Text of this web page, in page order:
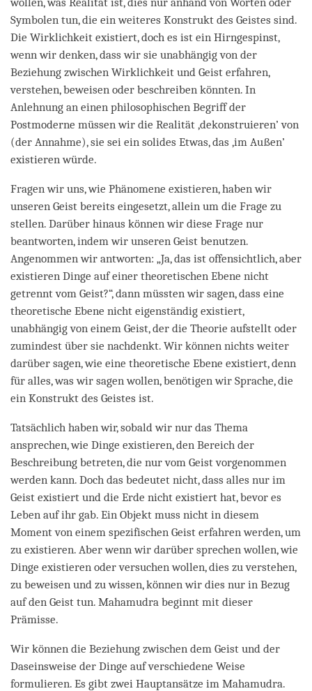
Symbolen tun, die ein weiteres Konstrukt des Geistes sind.
Die Wirklichkeit existiert, doch es ist ein Hirngespinst,
wenn wir denken, dass wir sie unabhängig von der
Beziehung zwischen Wirklichkeit und Geist erfahren,
verstehen, beweisen oder beschreiben könnten. In
Anlehnung an einen philosophischen Begriff der
Postmoderne müssen wir die Realität ,dekonstruieren’ von
(der Annahme), sie sei ein solides Etwas, das ‚im Außen’
existieren würde.
Fragen wir uns, wie Phänomene existieren, haben wir
unseren Geist bereits eingesetzt, allein um die Frage zu
stellen. Darüber hinaus können wir diese Frage nur
beantworten, indem wir unseren Geist benutzen.
Angenommen wir antworten: „Ja, das ist offensichtlich, aber
existieren Dinge auf einer theoretischen Ebene nicht
getrennt vom Geist?“, dann müssten wir sagen, dass eine
theoretische Ebene nicht eigenständig existiert,
unabhängig von einem Geist, der die Theorie aufstellt oder
zumindest über sie nachdenkt. Wir können nichts weiter
darüber sagen, wie eine theoretische Ebene existiert, denn
für alles, was wir sagen wollen, benötigen wir Sprache, die
ein Konstrukt des Geistes ist.
Tatsächlich haben wir, sobald wir nur das Thema
ansprechen, wie Dinge existieren, den Bereich der
Beschreibung betreten, die nur vom Geist vorgenommen
werden kann. Doch das bedeutet nicht, dass alles nur im
Geist existiert und die Erde nicht existiert hat, bevor es
Leben auf ihr gab. Ein Objekt muss nicht in diesem
Moment von einem spezifischen Geist erfahren werden, um
zu existieren. Aber wenn wir darüber sprechen wollen, wie
Dinge existieren oder versuchen wollen, dies zu verstehen,
zu beweisen und zu wissen, können wir dies nur in Bezug
auf den Geist tun. Mahamudra beginnt mit dieser
Prämisse.
Wir können die Beziehung zwischen dem Geist und der
Daseinsweise der Dinge auf verschiedene Weise
formulieren. Es gibt zwei Hauptansätze im Mahamudra.